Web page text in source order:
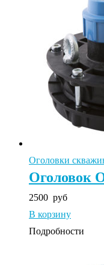
Оголовки
Оголовок
2500 руб
В корзину
Подробности